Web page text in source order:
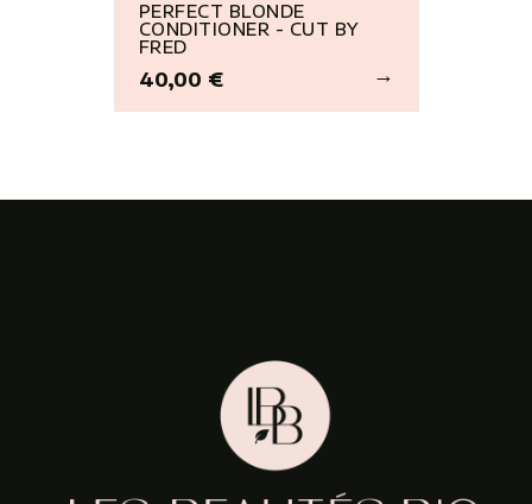
PERFECT BLONDE
CONDITIONER - CUT BY
FRED
Prix
40,00 €